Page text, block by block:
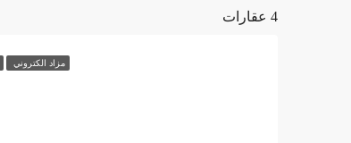
4 عقارات
مزاد الكتروني